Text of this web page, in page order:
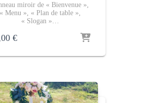
miroir de « Bienvenue »,
« Menu », « Plan de table »,
« Slogan »…
€